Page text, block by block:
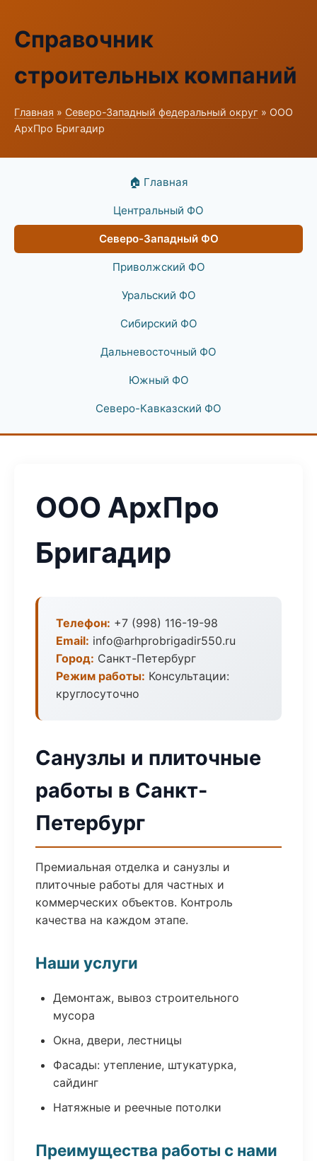
Справочник
строительных компаний
Главная » Северо-Западный федеральный округ » ООО
АрхПро Бригадир
🏠 Главная
Центральный ФО
Северо-Западный ФО
Приволжский ФО
Уральский ФО
Сибирский ФО
Дальневосточный ФО
Южный ФО
Северо-Кавказский ФО
ООО АрхПро
Бригадир
Телефон: +7 (998) 116-19-98
Email: info@arhprobrigadir550.ru
Город: Санкт-Петербург
Режим работы: Консультации:
круглосуточно
Санузлы и плиточные
работы в Санкт-
Петербург
Премиальная отделка и санузлы и
плиточные работы для частных и
коммерческих объектов. Контроль
качества на каждом этапе.
Наши услуги
Демонтаж, вывоз строительного
мусора
Окна, двери, лестницы
Фасады: утепление, штукатурка,
сайдинг
Натяжные и реечные потолки
Преимущества работы с нами